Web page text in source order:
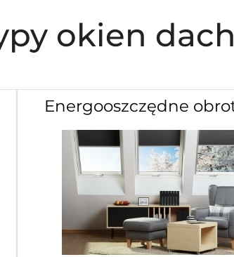
okien
Energooszczędne